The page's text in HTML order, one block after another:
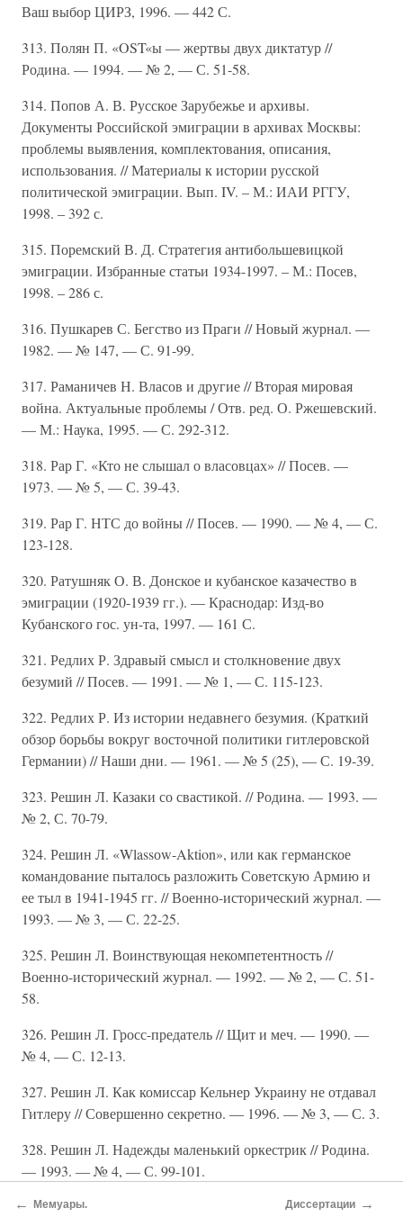
Ваш выбор ЦИРЗ, 1996. — 442 С.
313. Полян П. «OST«ы — жертвы двух диктатур //
Родина. — 1994. — № 2, — С. 51-58.
314. Попов А. В. Русское Зарубежье и архивы.
Документы Российской эмиграции в архивах Москвы:
проблемы выявления, комплектования, описания,
использования. // Материалы к истории русской
политической эмиграции. Вып. IV. – М.: ИАИ РГГУ,
1998. – 392 с.
315. Поремский В. Д. Стратегия антибольшевицкой
эмиграции. Избранные статьи 1934-1997. – М.: Посев,
1998. – 286 с.
316. Пушкарев С. Бегство из Праги // Новый журнал. —
1982. — № 147, — С. 91-99.
317. Раманичев Н. Власов и другие // Вторая мировая
война. Актуальные проблемы / Отв. ред. О. Ржешевский.
— М.: Наука, 1995. — С. 292-312.
318. Рар Г. «Кто не слышал о власовцах» // Посев. —
1973. — № 5, — С. 39-43.
319. Рар Г. НТС до войны // Посев. — 1990. — № 4, — С.
123-128.
320. Ратушняк О. В. Донское и кубанское казачество в
эмиграции (1920-1939 гг.). — Краснодар: Изд-во
Кубанского гос. ун-та, 1997. — 161 С.
321. Редлих Р. Здравый смысл и столкновение двух
безумий // Посев. — 1991. — № 1, — С. 115-123.
322. Редлих Р. Из истории недавнего безумия. (Краткий
обзор борьбы вокруг восточной политики гитлеровской
Германии) // Наши дни. — 1961. — № 5 (25), — С. 19-39.
323. Решин Л. Казаки со свастикой. // Родина. — 1993. —
№ 2, С. 70-79.
324. Решин Л. «Wlassоw-Aktion», или как германское
командование пыталось разложить Советскую Армию и
ее тыл в 1941-1945 гг. // Военно-исторический журнал. —
1993. — № 3, — С. 22-25.
325. Решин Л. Воинствующая некомпетентность //
Военно-исторический журнал. — 1992. — № 2, — С. 51-
58.
326. Решин Л. Гросс-предатель // Щит и меч. — 1990. —
№ 4, — С. 12-13.
327. Решин Л. Как комиссар Кельнер Украину не отдавал
Гитлеру // Совершенно секретно. — 1996. — № 3, — С. 3.
328. Решин Л. Надежды маленький оркестрик // Родина.
— 1993. — № 4, — С. 99-101.
329. Решин Л. Освободители. Власов и власовцы //
← Мемуары. Диссертации →